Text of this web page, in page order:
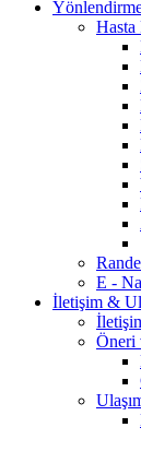
Hasta
E -
İletişim &
Öneri